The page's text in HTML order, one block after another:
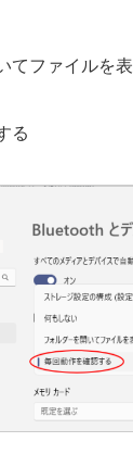
てファイルを
る